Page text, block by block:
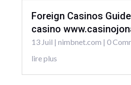
Foreign Casinos
casino
13 Juil | nimbnet.com | 0
lire plus